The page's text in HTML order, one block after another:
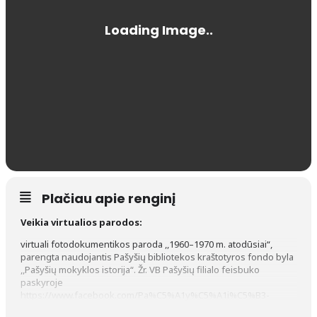
Plačiau apie renginį
Veikia virtualios parodos:
virtuali fotodokumentikos paroda ,,1960–1970 m. atodūsiai“,
parengta naudojantis Pašyšių bibliotekos kraštotyros fondo byla
,,Pašyšių mokyklos istorija“. Žr. VB Pašyšių filialo feisbuko
paskyroje